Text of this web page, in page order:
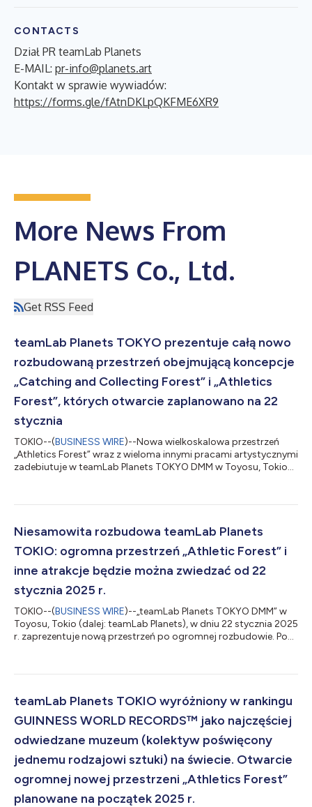
CONTACTS
Dział PR teamLab Planets
E-MAIL: pr-info@planets.art
Kontakt w sprawie wywiadów:
https://forms.gle/fAtnDKLpQKFME6XR9
More News From
PLANETS Co., Ltd.
Get RSS Feed
teamLab Planets TOKYO prezentuje całą nowo
rozbudowaną przestrzeń obejmującą koncepcje
„Catching and Collecting Forest” i „Athletics
Forest”, których otwarcie zaplanowano na 22
stycznia
TOKIO--(BUSINESS WIRE)--Nowa wielkoskalowa przestrzeń
„Athletics Forest” wraz z wieloma innymi pracami artystycznymi
zadebiutuje w teamLab Planets TOKYO DMM w Toyosu, Tokio
nową, obszerną przestrzeń umożliwiającą zaprezentowanie
między innymi „Athletics Forest” – kompleksową,
Niesamowita rozbudowa teamLab Planets
TOKIO: ogromna przestrzeń „Athletic Forest” i
inne atrakcje będzie można zwiedzać od 22
stycznia 2025 r.
TOKIO--(BUSINESS WIRE)--„teamLab Planets TOKYO DMM” w
Toyosu, Tokio (dalej: teamLab Planets), w dniu 22 stycznia 2025
r. zaprezentuje nową przestrzeń po ogromnej rozbudowie. Po
tematyce edukacyjnej. Nowe atrakcje obejmują „Athletic
artystyczną nawiązującą do świata sportu; przestrzeń
„Catching and Collecting Extinct Forest” umożliwi...
teamLab Planets TOKIO wyróżniony w rankingu
GUINNESS WORLD RECORDS™ jako najczęściej
odwiedzane muzeum (kolektyw poświęcony
jednemu rodzajowi sztuki) na świecie. Otwarcie
ogromnej nowej przestrzeni „Athletics Forest”
planowane na początek 2025 r.